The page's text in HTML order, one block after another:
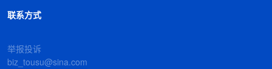
联系方式
举报投诉
biz_tousu@sina.com